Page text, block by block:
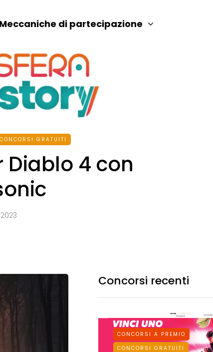
Meccaniche di partecipazione
CONCORSI GRATUITI
Diablo 4 con
Concorsi recenti
CONCORSI A PREMIO
CONCORSI GRATUITI